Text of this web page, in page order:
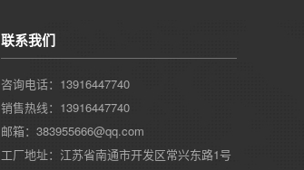
联系我们
咨询电话：13916447740
销售热线：13916447740
邮箱：383955666@qq.com
工厂地址：江苏省南通市开发区常兴东路1号